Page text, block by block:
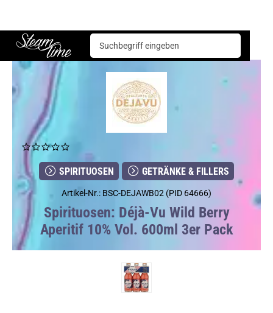
Steam time
Spirituosen Getränke & Fillers
SPIRITUOSEN GETRÄNKE & FILLERS
Artikel-Nr.: BSC-DEJAWB02 (PID 64666)
Spirituosen: Déjà-Vu Wild Berry
Aperitif 10% Vol. 600ml 3er Pack